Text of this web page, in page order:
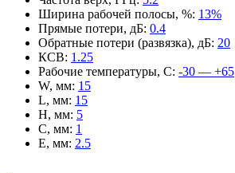
Ширина рабочей полосы, %: 13%
Прямые потери, дБ: 0.4
Обратные потери (развязка), дБ: 20
КСВ: 1.25
Рабочие температуры, С: -30 — +65
W, мм: 15
L, мм: 15
H, мм: 5
C, мм: 1
E, мм: 2.5